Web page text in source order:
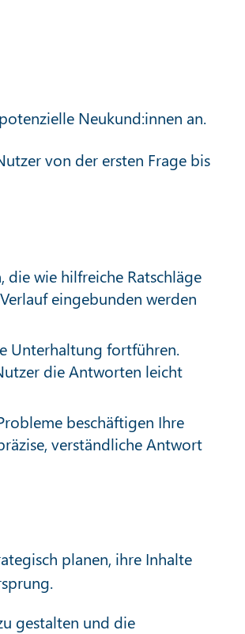
Neukund:innen an.
von der ersten Frage bis
die wie hilfreiche Ratschläge
eingebunden werden
Unterhaltung fortführen.
die Antworten leicht
beschäftigen Ihre
verständliche Antwort
planen, ihre Inhalte
gestalten und die